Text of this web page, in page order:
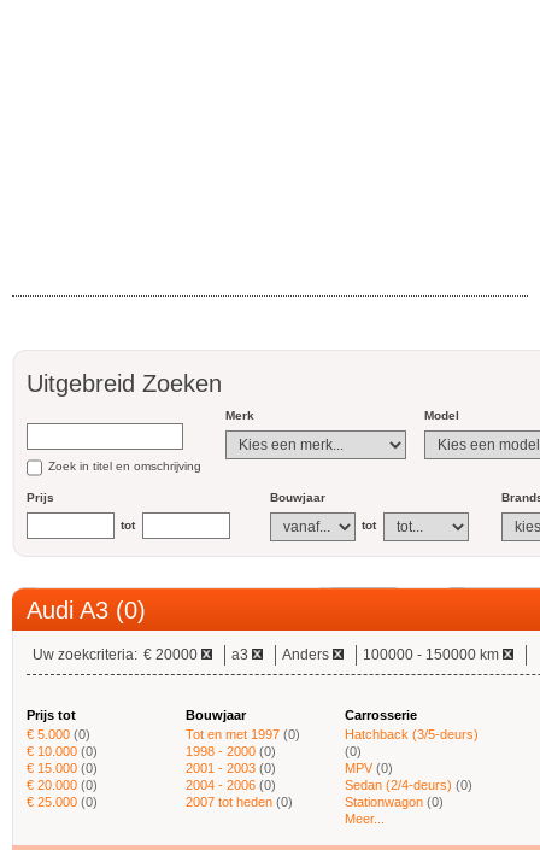
Uitgebreid Zoeken
Zoek in titel en omschrijving
Merk Model
Prijs
tot
Bouwjaar
tot
Audi A3 (0)
Uw zoekcriteria: € 20000 a3 Anders 100000 - 150000 km
Prijs tot
€ 5.000 (0)
€ 10.000 (0)
€ 15.000 (0)
€ 20.000 (0)
€ 25.000 (0)
Bouwjaar
Tot en met 1997 (0)
1998 - 2000 (0)
2001 - 2003 (0)
2004 - 2006 (0)
2007 tot heden (0)
Carrosserie
Hatchback (3/5-deurs)
(0)
MPV (0)
Sedan (2/4-deurs) (0)
Stationwagon (0)
Meer...